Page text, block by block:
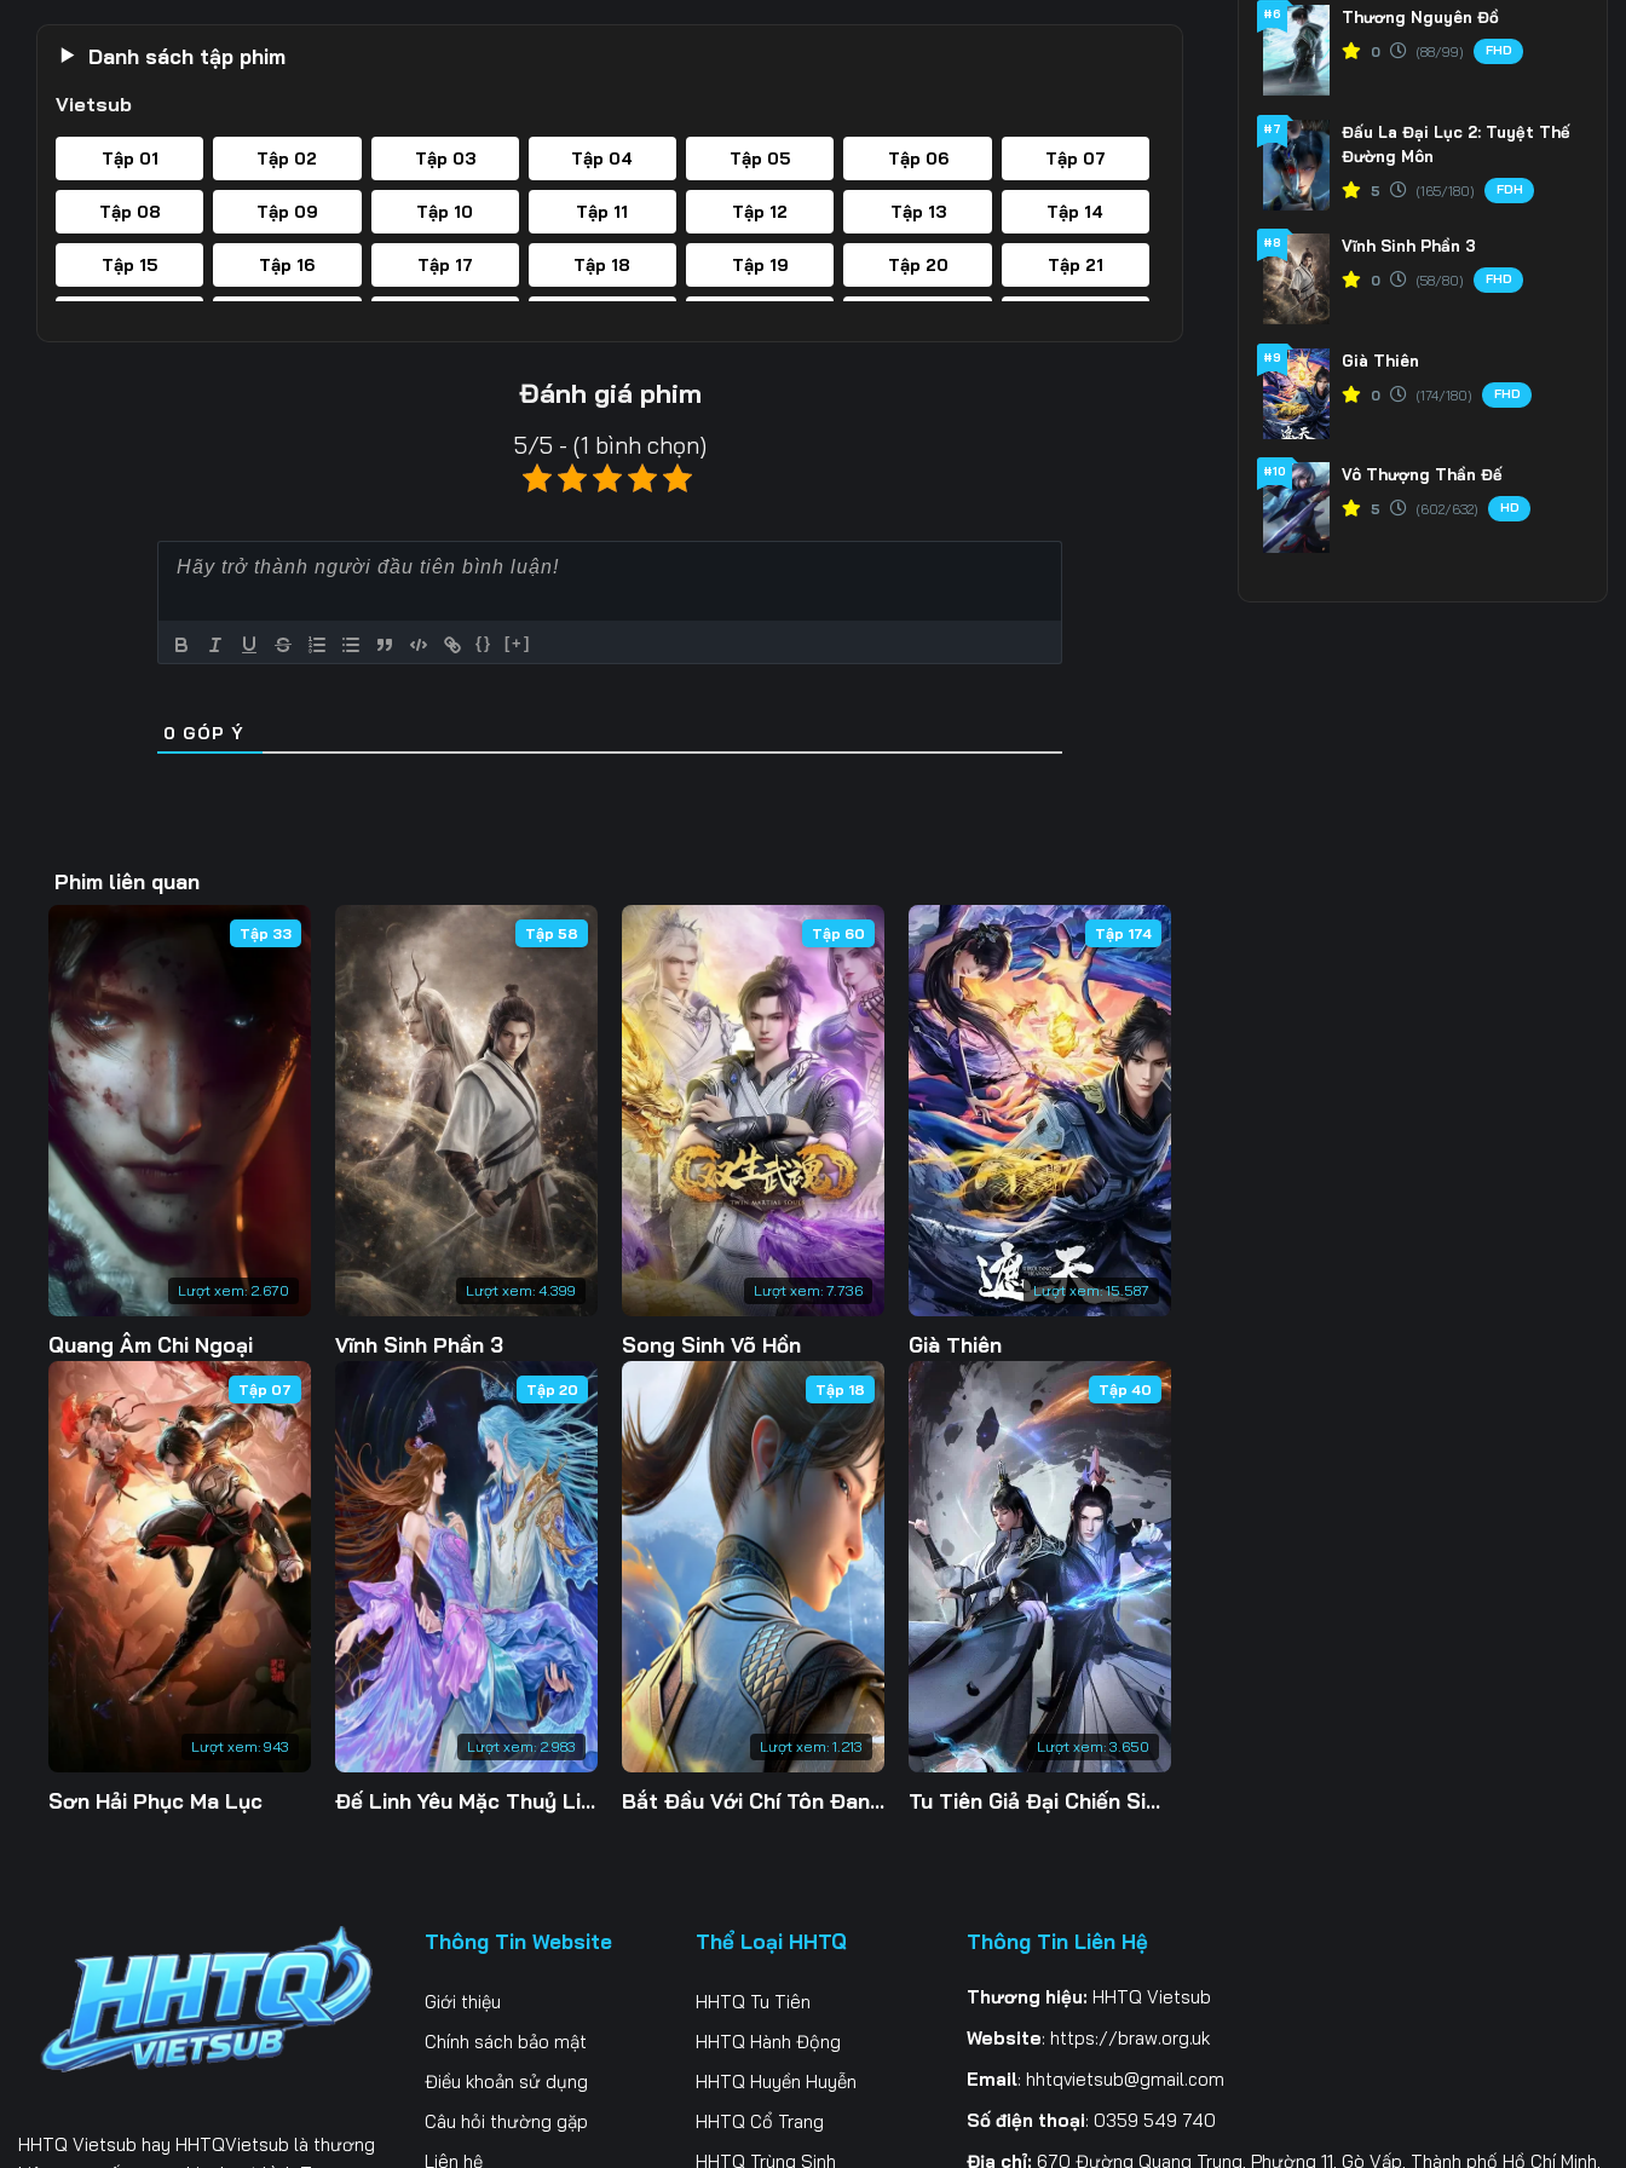
Danh sách tập phim
Vietsub
Tập 01 Tập 02 Tập 03 Tập 04 Tập 05 Tập 06 Tập 07
Tập 08 Tập 09 Tập 10 Tập 11 Tập 12 Tập 13 Tập 14
Tập 15 Tập 16 Tập 17 Tập 18 Tập 19 Tập 20 Tập 21
Tập 46
Tập 65 Tập 66
Tập 99 Tập 100 Tập 101 Tập 102 Tập 103 Tập 104 Tập 105
Tập 108 Tập 109 Tập 110 Tập 111 Tập 112
Tập 113 Tập 115 Tập 116 Tập 117 Tập 118 Tập 119
Tập 120 Tập 121 Tập 122 Tập 123 Tập 124 Tập 125 Tập 126
Tập 127 Tập 128 Tập 129 Tập 130 Tập 131 Tập 132 Tập 133
Tập 134 Tập 136 Tập 137 Tập 138 Tập 139 Tập 140
Tập 141 Tập 143 Tập 144 Tập 145 Tập 146 Tập 147
Tập 148 Tập 149 Tập 150 Tập 151 Tập 152 Tập 153
Đánh giá phim
5/5 - (1 bình chọn)
{} [+]
0 GÓP Ý
Phim liên quan
Lượt xem: 2.670
Tập 33
Quang Âm Chi Ngoại
Lượt xem: 4.399
Tập 58
Vĩnh Sinh Phần 3
Lượt xem: 7.736
Tập 60
Song Sinh Võ Hồn
Lượt xem:15.587
Tập 174
Già Thiên
Lượt xem: 943
Tập 07
Sơn Hải Phục Ma Lục
Lượt xem: 2.983
Tập 20
Đế Linh Yêu Mặc Thuỷ Linh Lung
Lượt xem: 1.213
Tập 18
Bắt Đầu Với Chí Tôn Đan Điền
Lượt xem: 3.650
Tập 40
Tu Tiên Giả Đại Chiến Siêu Năng Lực 3D
#6 Thương Nguyên Đồ
0 (88/99) FHD
#7
Đấu La Đại Lục 2: Tuyệt Thế
Đường Môn
5 (165/180) FDH
#8 Vĩnh Sinh Phần 3
0 (58/80) FHD
#9 Già Thiên
0 (174/180) FHD
#10 Vô Thượng Thần Đế
5 (602/632) HD
HHTQ Vietsub hay HHTQVietsub là thương
Thông Tin Website
Giới thiệu
Chính sách bảo mật
Điều khoản sử dụng
Câu hỏi thường gặp
Liên hệ
Thể Loại HHTQ
HHTQ Tu Tiên
HHTQ Hành Động
HHTQ Huyền Huyễn
HHTQ Cổ Trang
HHTQ Trùng Sinh
Thông Tin Liên Hệ
Thương hiệu: HHTQ Vietsub
Website: https://braw.org.uk
Email: hhtqvietsub@gmail.com
Số điện thoại: 0359 549 740
Địa chỉ: 670 Đường Quang Trung, Phường 11, Gò Vấp, Thành phố Hồ Chí Minh,